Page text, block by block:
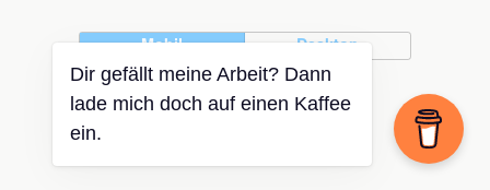
Mobil
Desktop
Dir gefällt meine Arbeit? Dann
lade mich doch auf einen Kaffee
ein.